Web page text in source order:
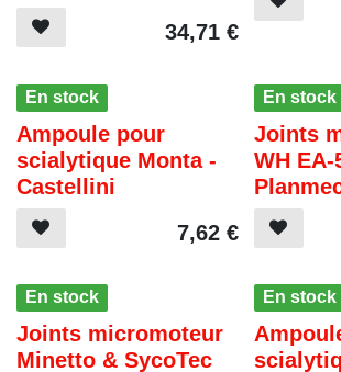
34,71 €
En stock
Ampoule pour
scialytique Monta -
Castellini
7,62 €
En stock
Joints
WH EA-
En stock
Joints micromoteur
Minetto & SycoTec
En stock